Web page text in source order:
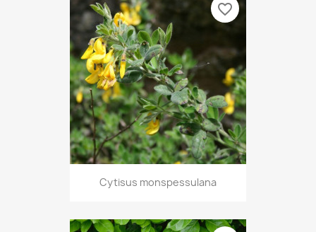
Cytisus monspessulana
favorite_border